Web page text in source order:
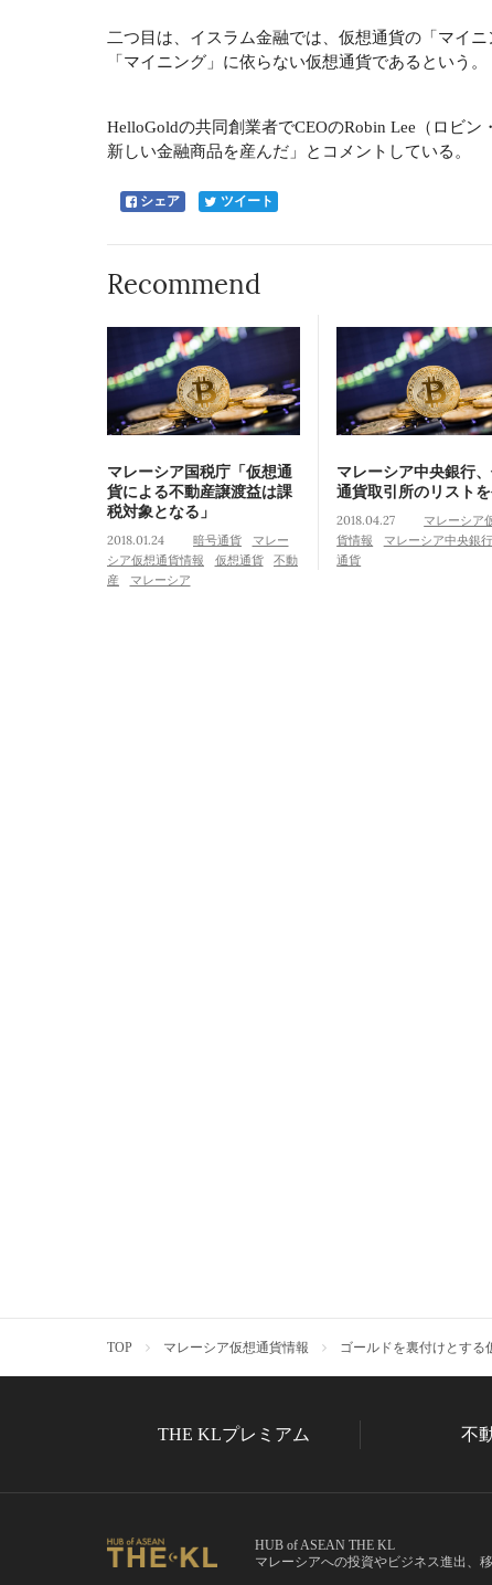
二つ目は、イスラム金融では、仮想通貨の「マイ
「マイニング」に依らない仮想通貨であるという。
HelloGoldの共同創業者でCEOのRobin Lee（ロビ
新しい金融商品を産んだ」とコメントしている。
シェア ツイート
Recommend
マレーシア国税庁「仮想通
貨による不動産譲渡益は課
税対象となる」
2018.01.24 暗号通貨
マレー
シア仮想通貨情報
仮想通貨
不動
産
マレーシア
マレーシア中央銀行
通貨取引所のリスト
2018.04.27
マレーシア
貨情報
マレーシア中央銀行
通貨
TOP マレーシア仮想通貨情報 ゴールドを裏付けとす
THE KLプレミアム 不
HUB of ASEAN THE KL
マレーシアへの投資やビジネス進出、